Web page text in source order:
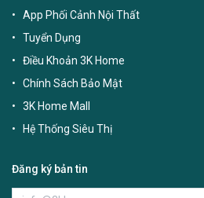
App Phối Cảnh Nội Thất
Tuyển Dụng
Điều Khoản 3K Home
Chính Sách Bảo Mật
3K Home Mall
Hệ Thống Siêu Thị
Đăng ký bản tin